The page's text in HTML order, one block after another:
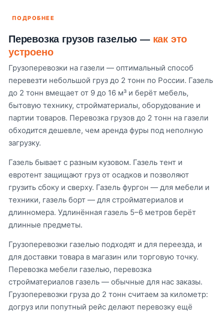
ПОДРОБНЕЕ
Перевозка грузов газелью — как это
устроено
Грузоперевозки на газели — оптимальный способ
перевезти небольшой груз до 2 тонн по России. Газель
до 2 тонн вмещает от 9 до 16 м³ и берёт мебель,
бытовую технику, стройматериалы, оборудование и
партии товаров. Перевозка грузов до 2 тонн на газели
обходится дешевле, чем аренда фуры под неполную
загрузку.
Газель бывает с разным кузовом. Газель тент и
евротент защищают груз от осадков и позволяют
грузить сбоку и сверху. Газель фургон — для мебели и
техники, газель борт — для стройматериалов и
длинномера. Удлинённая газель 5–6 метров берёт
длинные предметы.
Грузоперевозки газелью подходят и для переезда, и
для доставки товара в магазин или торговую точку.
Перевозка мебели газелью, перевозка
стройматериалов газель — обычные для нас заказы.
Грузоперевозки груза до 2 тонн считаем за километр:
догруз или попутный рейс делают перевозку ещё